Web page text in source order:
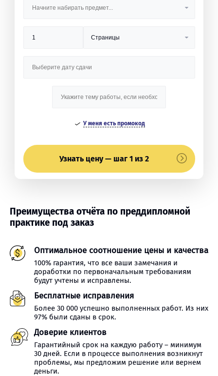
У меня есть промокод
Узнать цену — шаг 1 из 2
Преимущества отчёта по преддипломной
практике под заказ
Оптимальное соотношение цены и качества
100% гарантия, что все ваши замечания и
доработки по первоначальным требованиям
будут учтены и исправлены.
Бесплатные исправления
Более 30 000 успешно выполненных работ. Из них
97% были сданы в срок.
Доверие клиентов
Гарантийный срок на каждую работу – минимум
30 дней. Если в процессе выполнения возникнут
проблемы, мы предложим решение или вернем
деньги.